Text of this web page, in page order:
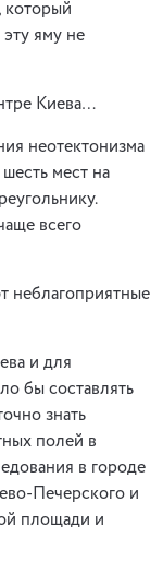
который
яму не
Киева…
неотектонизма
мест на
всего
неблагоприятные
и для
бы составлять
знать
полей в
в городе
Печерского и
площади и